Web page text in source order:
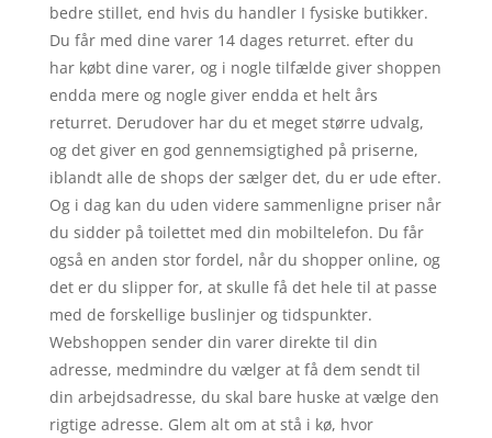
bedre stillet, end hvis du handler I fysiske butikker.
Du får med dine varer 14 dages returret. efter du
har købt dine varer, og i nogle tilfælde giver shoppen
endda mere og nogle giver endda et helt års
returret. Derudover har du et meget større udvalg,
og det giver en god gennemsigtighed på priserne,
iblandt alle de shops der sælger det, du er ude efter.
Og i dag kan du uden videre sammenligne priser når
du sidder på toilettet med din mobiltelefon. Du får
også en anden stor fordel, når du shopper online, og
det er du slipper for, at skulle få det hele til at passe
med de forskellige buslinjer og tidspunkter.
Webshoppen sender din varer direkte til din
adresse, medmindre du vælger at få dem sendt til
din arbejdsadresse, du skal bare huske at vælge den
rigtige adresse. Glem alt om at stå i kø, hvor